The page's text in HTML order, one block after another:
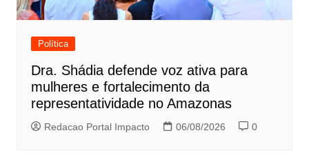
Política
Dra. Shádia defende voz ativa para
mulheres e fortalecimento da
representatividade no Amazonas
Redacao Portal Impacto 06/08/2026 0